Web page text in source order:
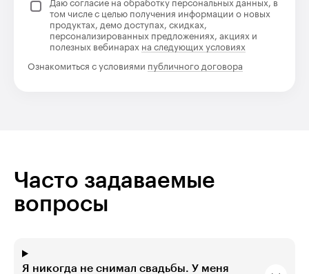
Даю согласие на обработку персональных данных, в
том числе с целью получения информации о новых
продуктах, демо доступах, скидках,
персонализированных предложениях, акциях и
полезных вебинарах на следующих условиях
Ознакомиться с условиями публичного договора
Часто задаваемые
вопросы
Я никогда не снимал свадьбы. У меня